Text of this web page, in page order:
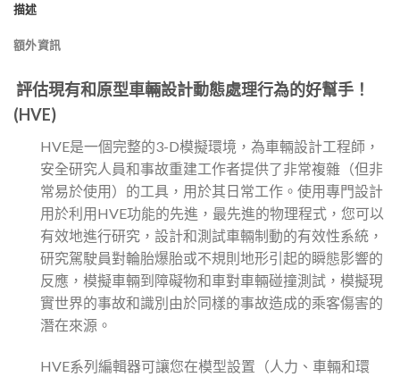
描述
額外資訊
評估現有和原型車輛設計動態處理行為的好幫手！
(HVE)
HVE是一個完整的3-D模擬環境，為車輛設計工程師，
安全研究人員和事故重建工作者提供了非常複雜（但非
常易於使用）的工具，用於其日常工作。使用專門設計
用於利用HVE功能的先進，最先進的物理程式，您可以
有效地進行研究，設計和測試車輛制動的有效性系統，
研究駕駛員對輪胎爆胎或不規則地形引起的瞬態影響的
反應，模擬車輛到障礙物和車對車輛碰撞測試，模擬現
實世界的事故和識別由於同樣的事故造成的乘客傷害的
潛在來源。
HVE系列編輯器可讓您在模型設置（人力、車輛和環